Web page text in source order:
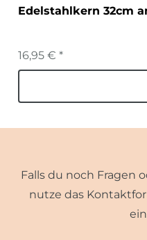
Edelstahlkern 32cm
16,95 € *
Falls du noch Fragen
nutze das